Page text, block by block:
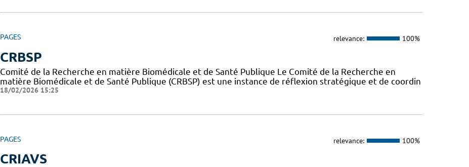
PAGES relevance: 100%
CRBSP
Comité de la Recherche en matière Biomédicale et de Santé Publique Le Comité de la Recherche en
matière Biomédicale et de Santé Publique (CRBSP) est une instance de réflexion stratégique et de coordin
18/02/2026 15:25
PAGES relevance: 100%
CRIAVS